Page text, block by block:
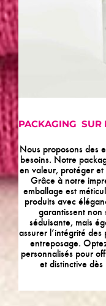
PACKAGING SUR
Nous proposons des
besoins. Notre
en valeur, protéger et
Grâce à notre
emballage est
produits avec
garantissent non
séduisante, mais
assurer l’intégrité
entreposage.
personnalisés pour
et distinctive